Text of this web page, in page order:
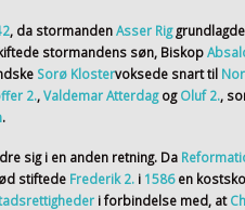
, da stormandenAsser Rig
stormandens søn, Biskop
Sorø Klostervoksede snart til
2.,Valdemar Atterdag og Oluf 2.,
.
sig i en anden retning. Da
stiftede Frederik 2. i 1586 en
i forbindelse med, at